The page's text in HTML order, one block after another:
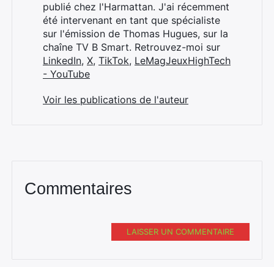
publié chez l'Harmattan. J'ai récemment
été intervenant en tant que spécialiste
sur l'émission de Thomas Hugues, sur la
chaîne TV B Smart. Retrouvez-moi sur
LinkedIn, X, TikTok, LeMagJeuxHighTech
- YouTube
Voir les publications de l'auteur
Commentaires
LAISSER UN COMMENTAIRE